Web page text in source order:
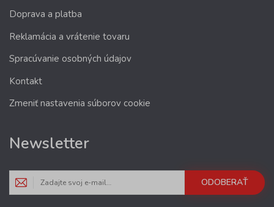
Doprava a platba
Reklamácia a vrátenie tovaru
Spracúvanie osobných údajov
Kontakt
Zmeniť nastavenia súborov cookie
Newsletter
ODOBERAŤ